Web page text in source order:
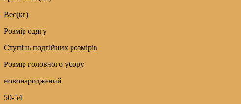
Вес(кг)
Розмір одягу
Ступінь подвійних розмірів
Розмір головного убору
новонароджений
50-54